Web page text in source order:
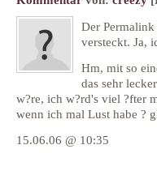
Der
versteckt. Ja,
Hm, mit so
das sehr
w?re, ich w?rd's viel ?fter
wenn ich mal Lust habe ?
15.06.06 @ 10:35